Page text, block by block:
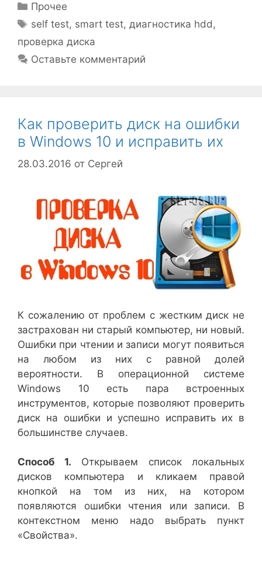
Рубрики
Прочее
Метки
self test, smart test,диагностика hdd ,
проверка диска
Оставьте комментарий
Как проверить диск на ошибки
в Windows 10 и исправить их
28.03.2016 от Сергей
К сожалению от проблем с жестким диск не
застрахован ни старый компьютер, ни новый.
Ошибки при чтении и записи могут появиться
на любом из них с равной долей
вероятности. В операционной системе
Windows 10 есть пара встроенных
инструментов, которые позволяют проверить
диск на ошибки и успешно исправить их в
большинстве случаев.
Способ 1. Открываем список локальных
дисков компьютера и кликаем правой
кнопкой на том из них, на котором
появляются ошибки чтения или записи. В
контекстном меню надо выбрать пункт
«Свойства».